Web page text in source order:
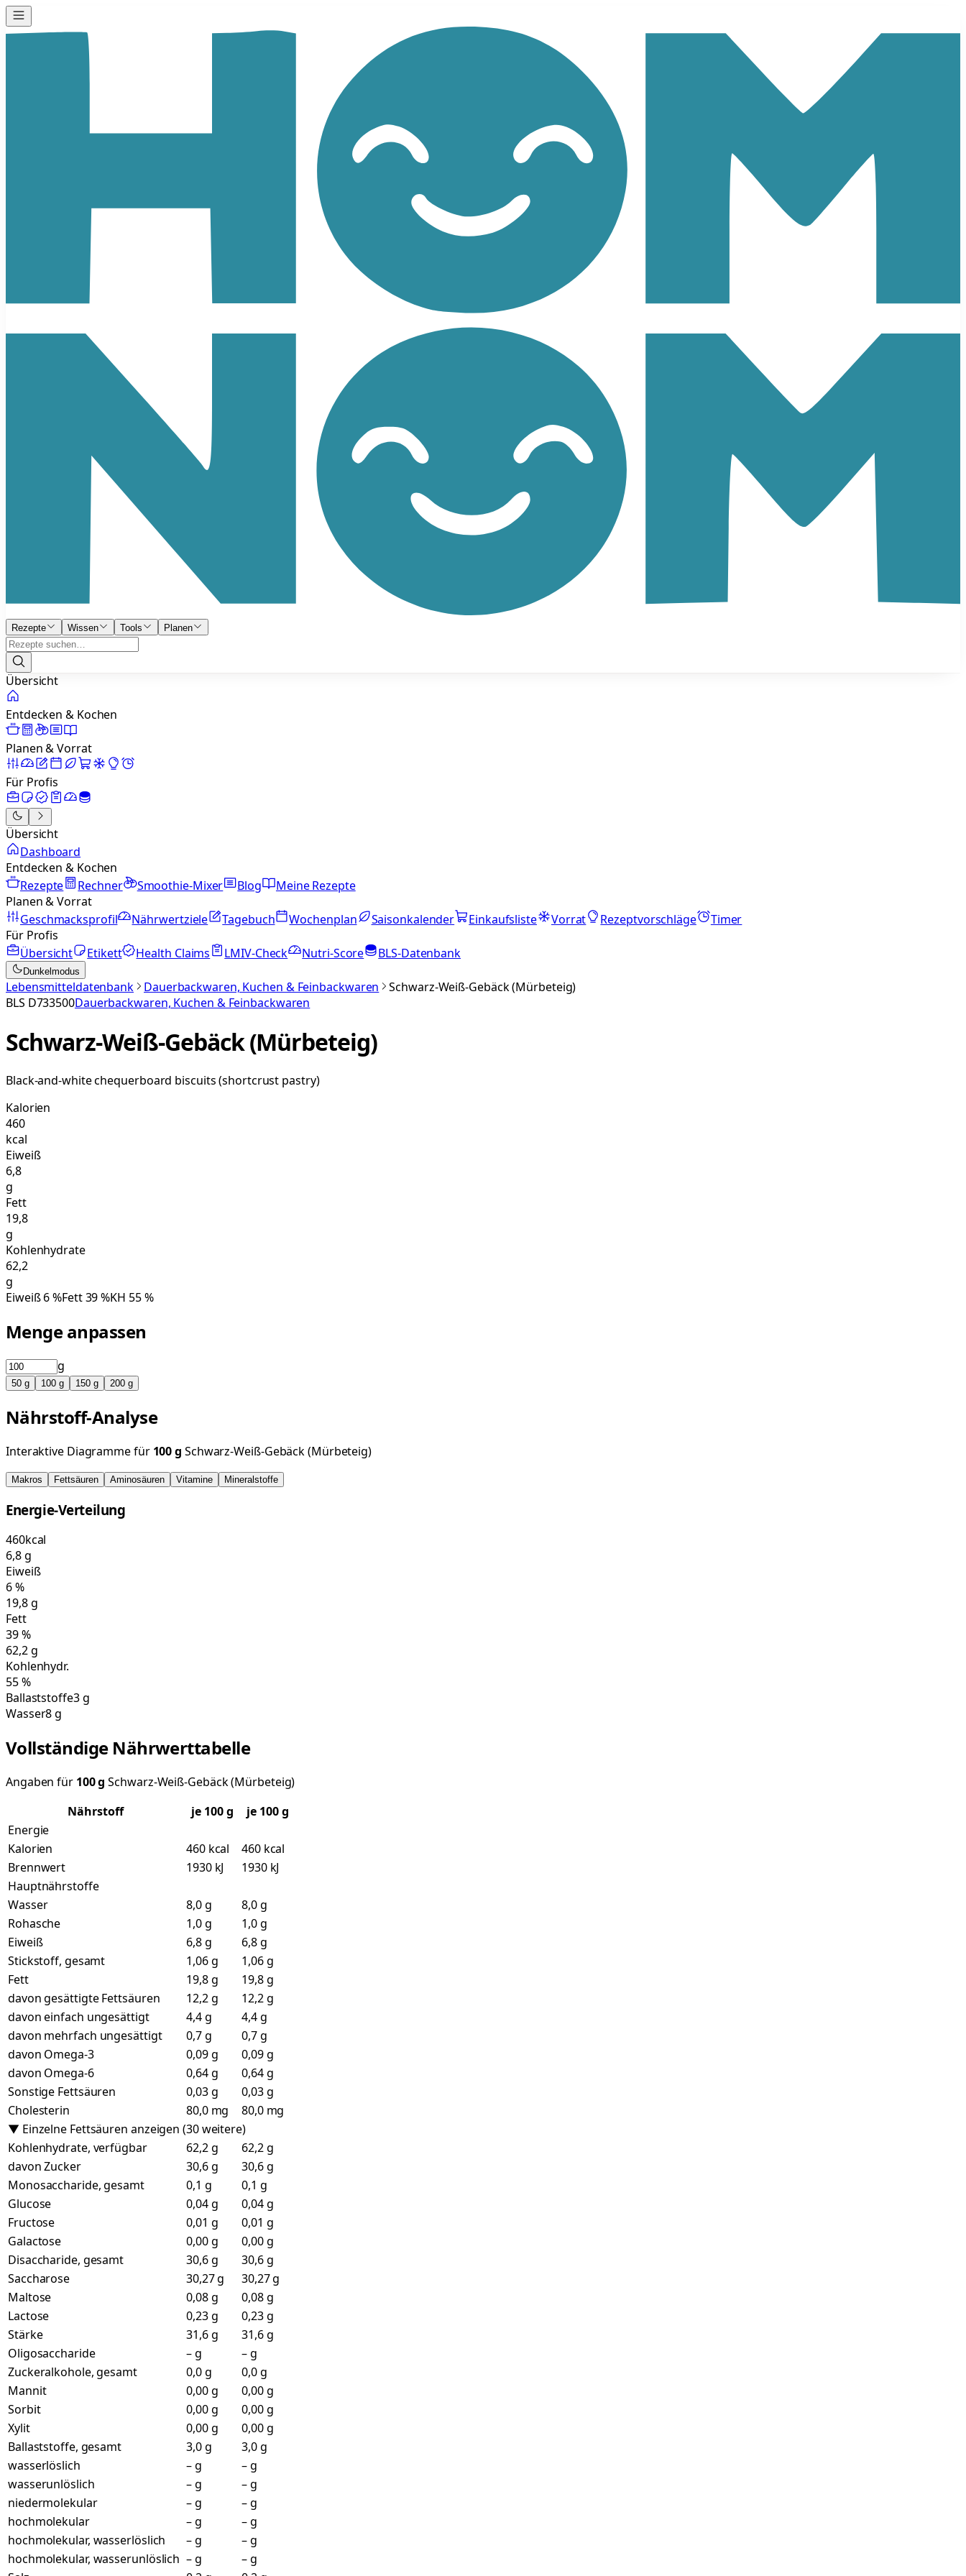
Rezepte Wissen Tools Planen
Übersicht
Entdecken & Kochen
Planen & Vorrat
Für Profis
Übersicht
Dashboard
Entdecken & Kochen
Rezepte
Rechner Smoothie-Mixer Blog
Meine Rezepte
Planen & Vorrat
Geschmacksprofil
Nährwertziele Tagebuch Wochenplan Saisonkalender Einkaufsliste Vorrat Rezeptvorschläge
Timer
Für Profis
Übersicht
Etikett Health Claims LMIV-Check Nutri-Score BLS-Datenbank
Dunkelmodus
Lebensmitteldatenbank Dauerbackwaren, Kuchen & Feinbackwaren
Schwarz-Weiß-Gebäck (Mürbeteig)
BLS D733500Dauerbackwaren, Kuchen & Feinbackwaren
Schwarz-Weiß-Gebäck (Mürbeteig)
Black-and-white chequerboard biscuits (shortcrust pastry)
Kalorien
460
kcal
Eiweiß
6,8
g
Fett
19,8
g
Kohlenhydrate
62,2
g
Eiweiß6%Fett39%KH 55%
Menge anpassen
g
50 g 100 g 150 g 200 g
Nährstoff-Analyse
Interaktive Diagramme für 100g Schwarz-Weiß-Gebäck (Mürbeteig)
Makros Fettsäuren Aminosäuren Vitamine Mineralstoffe
Energie-Verteilung
460kcal
6,8g
Eiweiß
6%
19,8g
Fett
39%
62,2g
Kohlenhydr.
55%
Ballaststoffe3 g
Wasser8 g
Vollständige Nährwerttabelle
Angaben für 100g Schwarz-Weiß-Gebäck (Mürbeteig)
Nährstoff
je 100g
je 100 g
Energie
Kalorien
460 kcal
460 kcal
Brennwert
1930 kJ
1930 kJ
Hauptnährstoffe
Wasser
8,0 g
8,0 g
Rohasche
1,0 g
1,0 g
Eiweiß
6,8 g
6,8 g
Stickstoff, gesamt
1,06 g
1,06 g
Fett
19,8 g
19,8 g
davon gesättigte Fettsäuren
12,2 g
12,2 g
davon einfach ungesättigt
4,4 g
4,4 g
davon mehrfach ungesättigt
0,7 g
0,7 g
davon Omega-3
0,09 g
0,09 g
davon Omega-6
0,64 g
0,64 g
Sonstige Fettsäuren
0,03 g
0,03 g
Cholesterin
80,0 mg
80,0 mg
▼ Einzelne Fettsäuren anzeigen (30 weitere)
Kohlenhydrate, verfügbar
62,2 g
62,2 g
davon Zucker
30,6 g
30,6 g
Monosaccharide, gesamt
0,1 g
0,1 g
Glucose
0,04 g
0,04 g
Fructose
0,01 g
0,01 g
Galactose
0,00 g
0,00 g
Disaccharide, gesamt
30,6 g
30,6 g
Saccharose
30,27 g
30,27 g
Maltose
0,08 g
0,08 g
Lactose
0,23 g
0,23 g
Stärke
31,6 g
31,6 g
Oligosaccharide
– g
– g
Zuckeralkohole, gesamt
0,0 g
0,0 g
Mannit
0,00 g
0,00 g
Sorbit
0,00 g
0,00 g
Xylit
0,00 g
0,00 g
Ballaststoffe, gesamt
3,0 g
3,0 g
wasserlöslich
– g
– g
wasserunlöslich
– g
– g
niedermolekular
– g
– g
hochmolekular
– g
– g
hochmolekular, wasserlöslich
– g
– g
hochmolekular, wasserunlöslich – g
– g